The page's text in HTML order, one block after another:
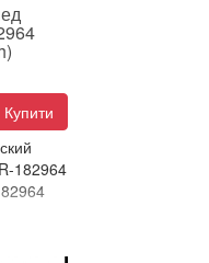
Купити
182964